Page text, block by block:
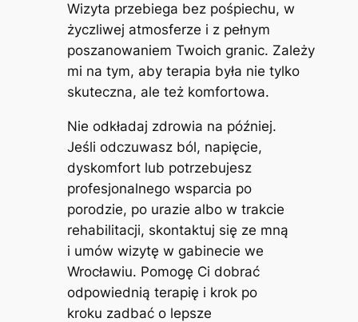
Wizyta przebiega bez pośpiechu, w
życzliwej atmosferze i z pełnym
poszanowaniem Twoich granic. Zależy
mi na tym, aby terapia była nie tylko
skuteczna, ale też komfortowa.
Nie odkładaj zdrowia na później.
Jeśli odczuwasz ból, napięcie,
dyskomfort lub potrzebujesz
profesjonalnego wsparcia po
porodzie, po urazie albo w trakcie
rehabilitacji, skontaktuj się ze mną
i umów wizytę w gabinecie we
Wrocławiu. Pomogę Ci dobrać
odpowiednią terapię i krok po
kroku zadbać o lepsze